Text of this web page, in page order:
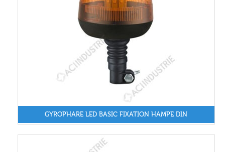
GYROPHARE LED BASIC FIXATION HAMPE DIN